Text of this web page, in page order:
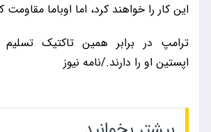
این کار را خواهند کرد، اما اوباما مقاومت
ترامپ در برابر همین تاکتیک تسلیم
اپستین او را دارند./نامه نیوز